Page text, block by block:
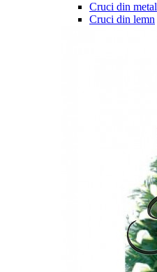
Cruci din metal
Cruci din lemn